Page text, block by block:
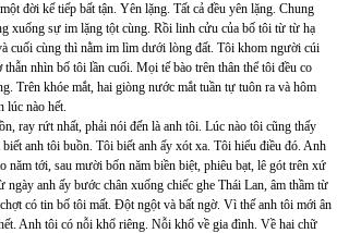
đời kế tiếp bất tận. Yên lặng. Tất cả đều yên lặng. Chung
xuống sự im lặng tột cùng. Rồi linh cửu của bố tôi từ từ hạ
cuối cùng thì nằm im lìm dưới lòng đất. Tôi khom người cúi
nhìn bố tôi lần cuối. Mọi tế bào trên thân thể tôi đều co
Trên khóe mắt, hai giòng nước mắt tuần tự tuôn ra và hôm
lúc nào hết.
ray rứt nhất, phải nói đến là anh tôi. Lúc nào tôi cũng thấy
anh tôi buồn. Tôi biết anh ấy xót xa. Tôi hiểu điều đó. Anh
năm tới, sau mười bốn năm biền biệt, phiêu bạt, lê gót trên xứ
anh ấy bước chân xuống chiếc ghe Thái Lan, âm thầm từ
có tin bố tôi mất. Đột ngột và bất ngờ. Vì thế anh tôi mới ân
Anh tôi có nỗi khổ riêng. Nỗi khổ về gia đình. Về hai chữ